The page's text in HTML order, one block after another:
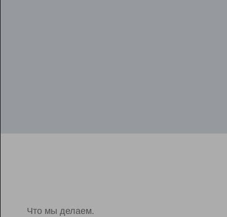
Что мы делаем.